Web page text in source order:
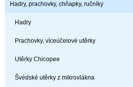
Hadry, prachovky, chňapky, ručníky
Hadry
Prachovky, víceúčelové utěrky
Utěrky Chicopee
Švédské utěrky z mikrovlákna